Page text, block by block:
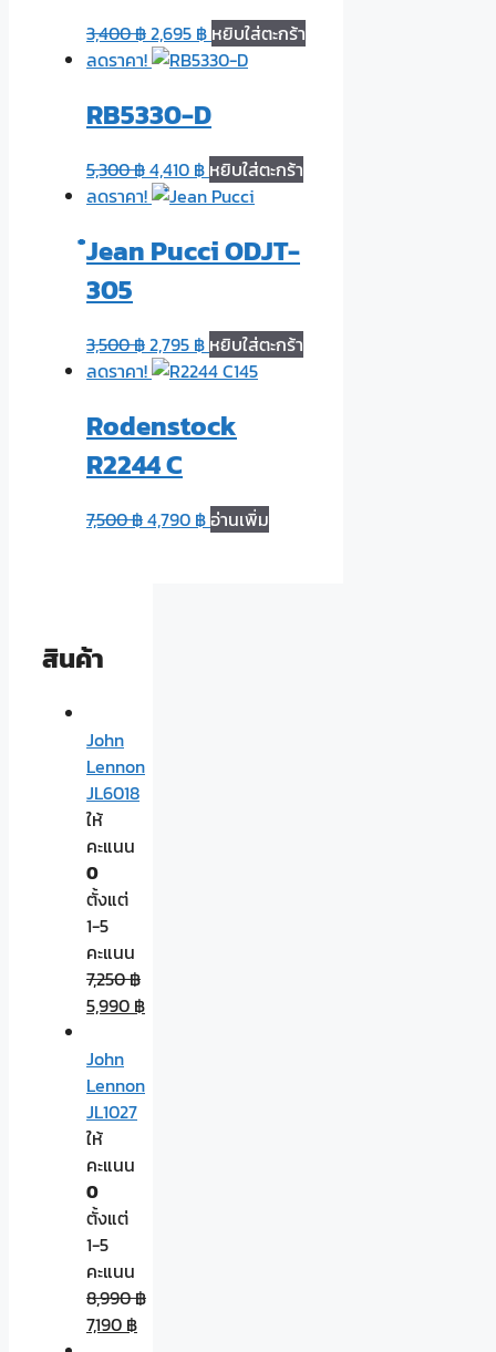
3,400฿2,695 ฿ หยิบใส่ตะกร้า
ลดราคา!
RB5330-D
5,300฿4,410 ฿ หยิบใส่ตะกร้า
ลดราคา!
๋Jean Pucci ODJT-
305
3,500฿2,795 ฿ หยิบใส่ตะกร้า
ลดราคา!
Rodenstock
R2244 C
7,500฿4,790 ฿อ่านเพิ่ม
สินค้า
John
Lennon
JL6018
ให้
คะแนน
0
ตั้งแต่
1-5
คะแนน
7,250฿
5,990 ฿
John
Lennon
JL1027
ให้
คะแนน
0
ตั้งแต่
1-5
คะแนน
8,990฿
7,190 ฿